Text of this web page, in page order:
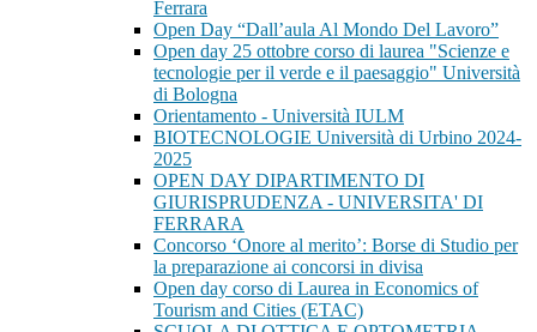
Ferrara
Open Day “Dall’aula Al Mondo Del Lavoro”
Open day 25 ottobre corso di laurea "Scienze e
tecnologie per il verde e il paesaggio" Università
di Bologna
Orientamento - Università IULM
BIOTECNOLOGIE Università di Urbino 2024-
2025
OPEN DAY DIPARTIMENTO DI
GIURISPRUDENZA - UNIVERSITA' DI
FERRARA
Concorso ‘Onore al merito’: Borse di Studio per
la preparazione ai concorsi in divisa
Open day corso di Laurea in Economics of
Tourism and Cities (ETAC)